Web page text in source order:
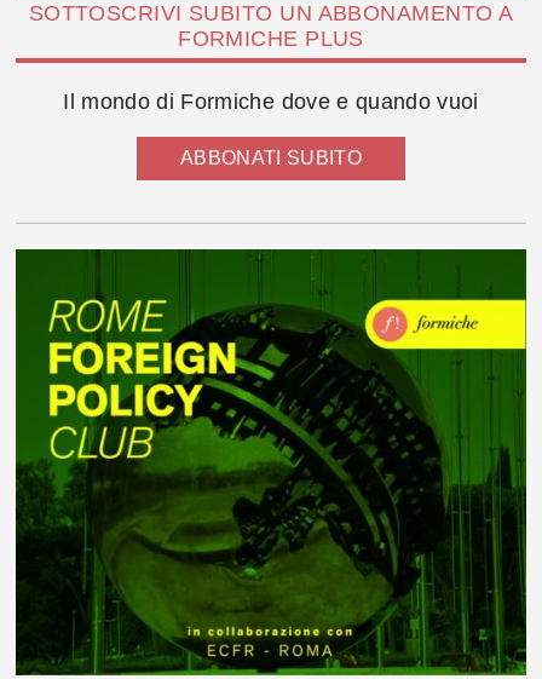
SOTTOSCRIVI SUBITO UN ABBONAMENTO A
FORMICHE PLUS
Il mondo di Formiche dove e quando vuoi
ABBONATI SUBITO